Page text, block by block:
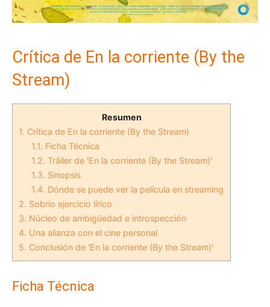
Crítica de En la corriente (By the
Stream)
Resumen
1. Crítica de En la corriente (By the Stream)
1.1. Ficha Técnica
1.2. Tráiler de 'En la corriente (By the Stream)'
1.3. Sinopsis
1.4. Dónde se puede ver la película en streaming
2. Sobrio ejercicio lírico
3. Núcleo de ambigüedad e introspección
4. Una alianza con el cine personal
5. Conclusión de 'En la corriente (By the Stream)'
Ficha Técnica